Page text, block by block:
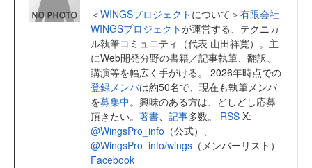
＜WINGSプロジェクト について＞有限会社
WINGSプロジェクトが運営する、テクニカ
ル執筆コミュニティ（代表 山田祥寛）。主
にWeb開発分野の書籍／記事執筆、翻訳、
講演等を幅広く手がける。 2026年時点での
登録メンバは約50名で、現在も執筆メンバ
を募集中。興味のある方は、どしどし応募
頂きたい。 著書 記事多数。 RSS X:
@WingsPro_info （公式）、
@WingsPro_info/wings （メンバーリスト）
Facebook